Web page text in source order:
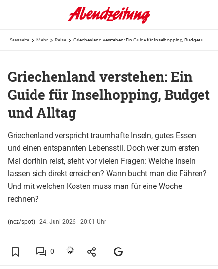
Startseite Mehr Reise
Griechenland verstehen: Ein
Guide für Inselhopping, Budget
und Alltag
Griechenland verspricht traumhafte Inseln, gutes Essen
und einen entspannten Lebensstil. Doch wer zum ersten
Mal dorthin reist, steht vor vielen Fragen: Welche Inseln
lassen sich direkt erreichen? Wann bucht man die Fähren?
Und mit welchen Kosten muss man für eine Woche
rechnen?
(ncz/spot) | 24. Juni 2026 - 20:01 Uhr
0